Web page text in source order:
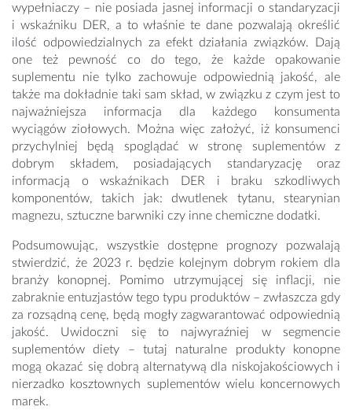
wypełniaczy – nie posiada jasnej informacji o standaryzacji
i wskaźniku DER, a to właśnie te dane pozwalają określić
ilość odpowiedzialnych za efekt działania związków. Dają
one też pewność co do tego, że każde opakowanie
suplementu nie tylko zachowuje odpowiednią jakość, ale
także ma dokładnie taki sam skład, w związku z czym jest to
najważniejsza informacja dla każdego konsumenta
wyciągów ziołowych. Można więc założyć, iż konsumenci
przychylniej będą spoglądać w stronę suplementów z
dobrym składem, posiadających standaryzację oraz
informacją o wskaźnikach DER i braku szkodliwych
komponentów, takich jak: dwutlenek tytanu, stearynian
magnezu, sztuczne barwniki czy inne chemiczne dodatki.
Podsumowując, wszystkie dostępne prognozy pozwalają
stwierdzić, że 2023 r. będzie kolejnym dobrym rokiem dla
branży konopnej. Pomimo utrzymującej się inflacji, nie
zabraknie entuzjastów tego typu produktów – zwłaszcza gdy
za rozsądną cenę, będą mogły zagwarantować odpowiednią
jakość. Uwidoczni się to najwyraźniej w segmencie
suplementów diety – tutaj naturalne produkty konopne
mogą okazać się dobrą alternatywą dla niskojakościowych i
nierzadko kosztownych suplementów wielu koncernowych
marek.